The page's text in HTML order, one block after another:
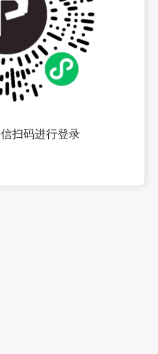
扫码进行登录